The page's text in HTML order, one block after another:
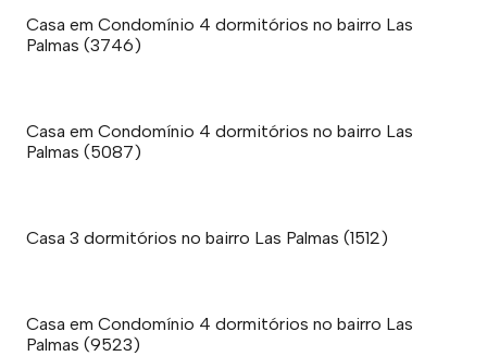
Casa em Condomínio 4 dormitórios no bairro Las
Palmas (3746)
Casa em Condomínio 4 dormitórios no bairro Las
Palmas (5087)
Casa 3 dormitórios no bairro Las Palmas (1512)
Casa em Condomínio 4 dormitórios no bairro Las
Palmas (9523)